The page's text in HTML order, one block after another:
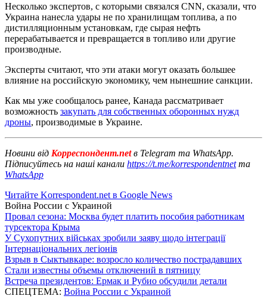
Несколько экспертов, с которыми связался CNN, сказали, что
Украина нанесла удары не по хранилищам топлива, а по
дистилляционным установкам, где сырая нефть
перерабатывается и превращается в топливо или другие
производные.
Эксперты считают, что эти атаки могут оказать большее
влияние на российскую экономику, чем нынешние санкции.
Как мы уже сообщалось ранее, Канада рассматривает
возможность закупать для собственных оборонных нужд
дроны, производимые в Украине.
Новини від Корреспондент.netв Telegram та WhatsApp.
Підписуйтесь на наші канали https://t.me/korrespondentnetта
WhatsApp
Читайте Korrespondent.net в Google News
Война России с Украиной
Провал сезона: Москва будет платить пособия работникам
турсектора Крыма
У Сухопутних військах зробили заяву щодо інтеграції
Інтернаціональних легіонів
Взрыв в Сыктывкаре: возросло количество пострадавших
Стали известны объемы отключений в пятницу
Встреча президентов: Ермак и Рубио обсудили детали
СПЕЦТЕМА: Война России с Украиной